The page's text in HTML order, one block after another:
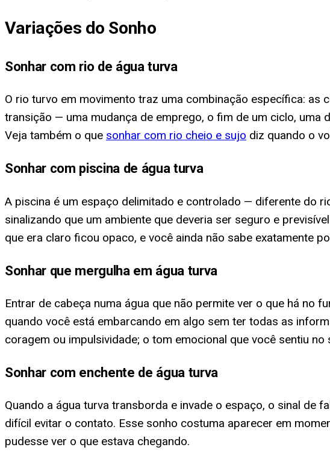
Variações do Sonho
Sonhar com rio de água turva
O rio turvo em movimento traz uma combinação específica: as
transição — uma mudança de emprego, o fim de um ciclo, uma
Veja também o que sonhar com rio cheio e sujo diz quando o
Sonhar com piscina de água turva
A piscina é um espaço delimitado e controlado — diferente do
sinalizando que um ambiente que deveria ser seguro e
que era claro ficou opaco, e você ainda não sabe exatamente
Sonhar que mergulha em água turva
Entrar de cabeça numa água que não permite ver o que há no
quando você está embarcando em algo sem ter todas as
coragem ou impulsividade; o tom emocional que você sentiu no
Sonhar com enchente de água turva
Quando a água turva transborda e invade o espaço, o sinal de
difícil evitar o contato. Esse sonho costuma aparecer em
pudesse ver o que estava chegando.